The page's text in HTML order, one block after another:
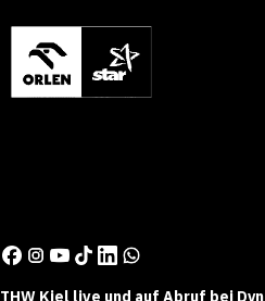
THW Kiel live und auf Abruf bei Dyn